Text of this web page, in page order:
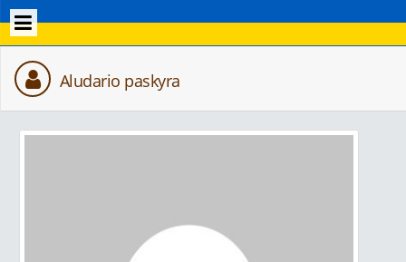
Aludario paskyra